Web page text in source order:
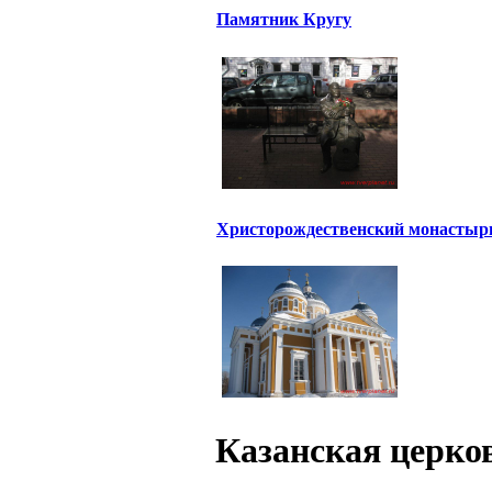
Памятник Кругу
Христорождественский
Казанская